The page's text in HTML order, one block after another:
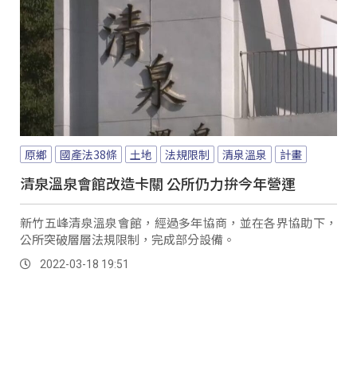
原鄉 國產法38條 土地 法規限制 清泉溫泉 計畫
清泉溫泉會館改造卡關 公所仍力拚今年營運
新竹五峰清泉溫泉會館，經過多年協商，並在各界協助下，
公所突破層層法規限制，完成部分設備。
2022-03-18 19:51